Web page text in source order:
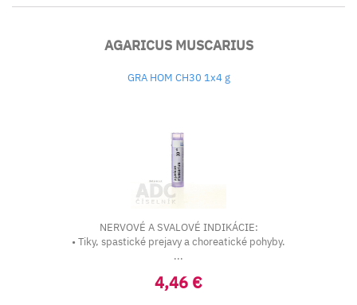
AGARICUS MUSCARIUS
GRA HOM CH30 1x4 g
NERVOVÉ A SVALOVÉ INDIKÁCIE:
• Tiky, spastické prejavy a choreatické pohyby.
...
4,46 €